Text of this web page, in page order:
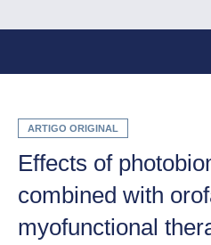
ARTIGO ORIGINAL
Effects of
combined with
myofunctional